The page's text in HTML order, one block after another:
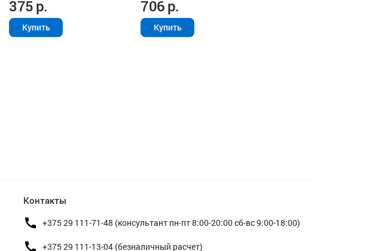
375р.
Купить
706р.
Купить
Контакты
+375 29 111-71-48 (консультант пн-пт 8:00-20:00 сб-вс 9:00-18:00)
+375 29 111-13-04 (безналичный расчет)